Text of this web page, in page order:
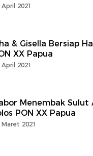
April 2021
& Gisella Bersiap
XX Papua
April 2021
Menembak Sulut
PON XX Papua
Maret 2021